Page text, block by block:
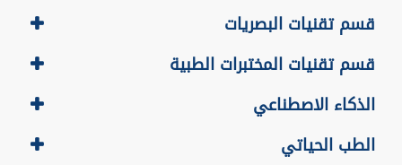
قسم تقنيات البصريات
قسم تقنيات المختبرات الطبية
الذكاء الاصطناعي
الطب الحياتي